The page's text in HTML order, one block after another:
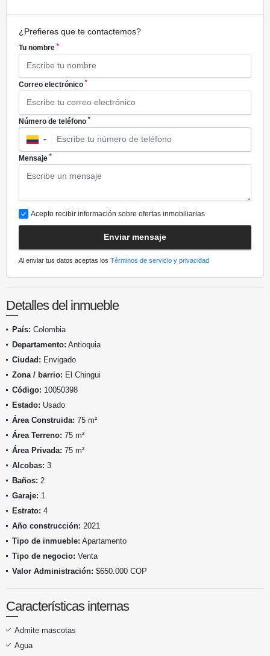
¿Prefieres que te contactemos?
Tu nombre *
Correo electrónico *
Número de teléfono *
▼
Mensaje *
Acepto recibir información sobre ofertas inmobiliarias
Enviar mensaje
Al enviar tus datos aceptas los Términos de servicio y privacidad
Detalles del inmueble
País: Colombia
Departamento: Antioquia
Ciudad: Envigado
Zona / barrio: El Chingui
Código: 10050398
Estado: Usado
Área Construida: 75 m²
Área Terreno: 75 m²
Área Privada: 75 m²
Alcobas: 3
Baños: 2
Garaje: 1
Estrato: 4
Año construcción: 2021
Tipo de inmueble: Apartamento
Tipo de negocio: Venta
Valor Administración: $650.000 COP
Características internas
Admite mascotas
Agua